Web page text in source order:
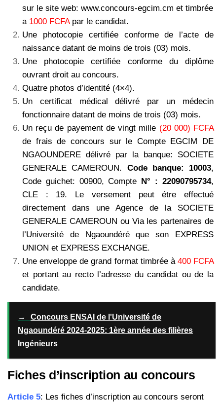
sur le site web: www.concours-egcim.cm et timbrée
a 1000 FCFApar le candidat.
Une photocopie certifiée conforme de l’acte de
naissance datant de moins de trois (03) mois.
Une photocopie certifiée conforme du diplôme
ouvrant droit au concours.
Quatre photos d’identité (4×4).
Un certificat médical délivré par un médecin
fonctionnaire datant de moins de trois (03) mois.
Un reçu de payement de vingt mille (20 000) FCFA
de frais de concours sur le Compte EGCIM DE
NGAOUNDERE délivré par la banque: SOCIETE
GENERALE CAMEROUN. Code banque: 10003,
Code guichet: 00900, Compte N° : 22090795734,
CLE : 19. Le
versement peut étre effectué
directement dans une Agence de la SOCIETE
GENERALE CAMEROUN ou Via les partenaires de
l’Université de Ngaoundéré que son EXPRESS
UNION et EXPRESS EXCHANGE.
Une enveloppe de grand format timbrée à 400 FCFA
et portant au recto l’adresse du candidat ou de la
candidate.
→
Concours ENSAI de l'Université de
Ngaoundéré 2024-2025: 1ère année des filières
Ingénieurs
Fiches d’inscription au concours
Article 5: Les fiches d’inscription au concours seront